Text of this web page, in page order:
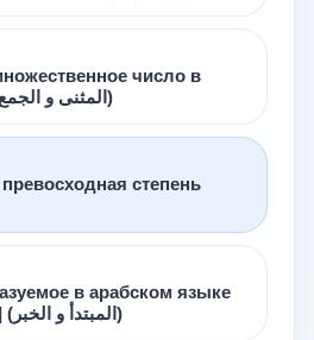
число в
арабском языке (المثنى و الجمع)
степень
в арабском языке
[Мубтада и хабар] (المبتدأ و الخبر)